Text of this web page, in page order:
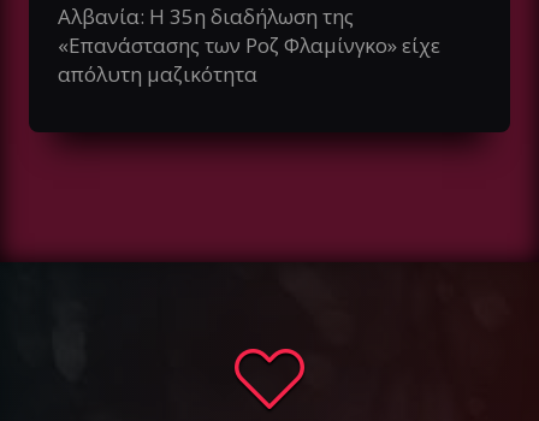
Αλβανία: Η 35η διαδήλωση της
«Επανάστασης των Ροζ Φλαμίνγκο» είχε
απόλυτη μαζικότητα